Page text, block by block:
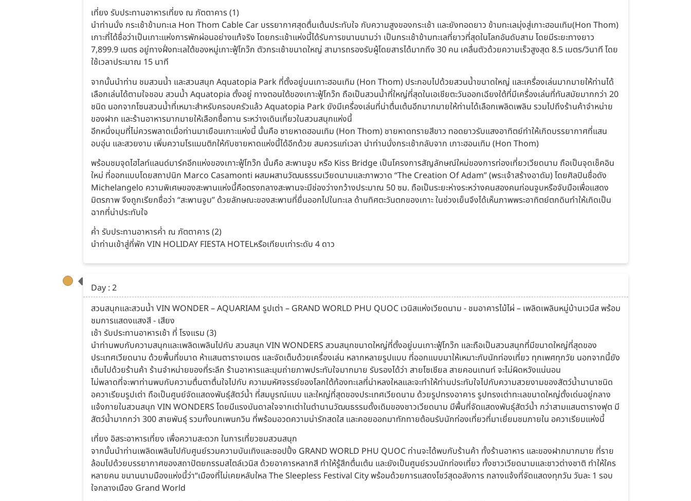
เที่ยง รับประทานอาหารเที่ยง ณ ภัตตาคาร (1)
นำท่านนั่ง กระเช้าข้ามทะเล Hon Thom Cable Car บรรยากาศสุดตื่นเต้นประทับใจ กับความสูงของกระเช้า และยังทอดยาว ข้ามทะเลมุ่งสู่เกาะฮอนเทิม(Hon Thom)
เกาะที่ได้ชื่อว่าเป็นเกาะแห่งการพักผ่อนอย่างแท้จริง โดยกระเช้าแห่งนี้ได้รับการขนานนามว่า เป็นกระเช้าข้ามทะเลที่ยาวที่สุดในโลกอันดับสาม โดยมีระยะทางยาว
7,899.9 เมตร อยู่ทางฝั่งทะเลใต้ของหมู่เกาะฟู้โกว๊ก ตัวกระเช้าขนาดใหญ่ สามารถรองรับผู้โดยสารได้มากถึง 30 คน เคลื่นตัวด้วยความเร็วสูงสุด 8.5 เมตร/วินาที โดย
ใช้เวลาประมาณ 15 นาที
จากนั้นนำท่าน ชมสวนน้ำ และสวนสนุก Aquatopia Park ที่ตั้งอยู่บนเกาะฮอนเทิม (Hon Thom) ประกอบไปด้วยสวนน้ำขนาดใหญ่ และเครื่องเล่นมากมายให้ท่านได้
เลือกเล่นได้ตามใจชอบ สวนน้ำ Aquatopia ตั้งอยู่ ทางตอนใต้ของเกาะฟู้โกว๊ก ถือเป็นสวนน้ำที่ใหญ่ที่สุดในเอเชียตะวันออกเฉียงใต้ที่มีเครื่องเล่นที่ทันสมัยมากกว่า 20
ชนิด นอกจากโซนสวนน้ำที่เหมาะสำหรับครอบครัวแล้ว Aquatopia Park ยังมีเครื่องเล่นที่น่าตื่นเต้นอีกมากมายให้ท่านได้เลือกเพลิดเพลิน รวมไปถึงร้านค้าจำหน่าย
ของฝาก และร้านอาหารมากมายให้เลือกซื้อทาน ระหว่างเดินเที่ยวในสวนสนุกแห่งนี้
อีกหนึ่งมุมที่ไม่ควรพลาดเมื่อท่านมาเยือนเกาะแห่งนี้ นั้นคือ ชายหาดฮอนเทิม (Hon Thom) ชายหาดทรายสีขาว ทอดยาวรับแสงอาทิตย์ทำให้เกิดบรรยากาศที่แสน
อบอุ่น และสวยงาม เพิ่มความโรแมนติกให้กับชายหาดแห่งนี้ได้อีกด้วย สมควรแก่เวลา นำท่านนั่งกระเช้ากลับจาก เกาะฮอนเทิม (Hon Thom)
พร้อมชมจุดไฮไลท์แลนด์มาร์คอีกแห่งของเกาะฟู้โกว๊ก นั้นคือ สะพานจูบ หรือ Kiss Bridge เป็นโครงการสัญลักษณ์ใหม่ของการท่องเที่ยวเวียดนาม ถือเป็นจุดเช็คอิน
ใหม่ ที่ออกแบบโดยสถาปนิก Marco Casamonti ผสมผสานวัฒนธรรมเวียดนามและภาพวาด “The Creation Of Adam” (พระเจ้าสร้างอาดัม) โดยศิลปินชื่อดัง
Michelangelo ความพิเศษของสะพานแห่งนี้คือตรงกลางสะพานจะมีช่องว่างกว้างประมาณ 50 ซม. ถือเป็นระยะห่างระหว่างคนสองคนก่อนจูบหรือจับมือเพื่อแสดง
มิตรภาพ จึงถูกเรียกชื่อว่า “สะพานจูบ” ด้วยลักษณะของสะพานที่ยื่นออกไปในทะเล ด้านทิศตะวันตกของเกาะ ในช่วงเย็นจึงได้เห็นภาพพระอาทิตย์ตกดินทำให้เกิดเป็น
ฉากที่น่าประทับใจ
ค่ำ รับประทานอาหารค่ำ ณ ภัตตาคาร (2)
นำท่านเข้าสู่ที่พัก VIN HOLIDAY FIESTA HOTELหรือเทียบเท่าระดับ 4 ดาว
Day : 2
สวนสนุกและสวนน้ำ VIN WONDER – AQUARIAM รูปเต่า – GRAND WORLD PHU QUOC เวนิสแห่งเวียดนาม - ชมอาคารไม้ไผ่ – เพลิดเพลินหมู่บ้านเวนีส พร้อม
ชมการแสดงแสงสี - เสียง
เช้า รับประทานอาหารเช้า ที่ โรงแรม (3)
นำท่านพบกับความสนุกและเพลิดเพลินไปกับ สวนสนุก VIN WONDERS สวนสนุกขนาดใหญ่ที่ตั้งอยู่บนเกาะฟู้โกว๊ก และถือเป็นสวนสนุกที่มีขนาดใหญ่ที่สุดของ
ประเทศเวียดนาม ด้วยพื้นที่ขนาด ห้าแสนตารางเมตร และจัดเต็มด้วยเครื่องเล่น หลากหลายรูปแบบ ที่ออกแบบมาให้เหมาะกับนักท่องเที่ยว ทุกเพศทุกวัย นอกจากนี้ยัง
เต็มไปด้วยร้านค้า ร้านจำหน่ายของที่ระลึก ร้านอาหารและมุมถ่ายภาพประทับใจมากมาย รับรองได้ว่า สายโซเชียล สายคอนเทนท์ จะไม่ผิดหวังแน่นอน
ไม่พลาดที่จะพาท่านพบกับความตื่นตาตื่นใจไปกับ ความมหัศจรรย์ของโลกใต้ท้องทะเลที่น่าหลงใหลและจะทำให้ท่านประทับใจไปกับความสวยงามของสัตว์น้ำนานาชนิด
อควาเรียมรูปเต่า ถือเป็นศูนย์จัดแสดงพันธุ์สัตว์น้ำ ที่สมบูรณ์แบบ และใหญ่ที่สุดของประเทศเวียดนาม ด้วยรูปทรงอาคาร รูปทรงเต่าทะเลขนาดใหญ่ตั้งเด่นอยู่กลาง
แจ้งภายในสวนสนุก VIN WONDERS โดยมีแรงบันดาลใจจากเต่าในตำนานวัฒนธรรมดั้งเดิมของชาวเวียดนาม มีพื้นที่จัดแสดงพันธุ์สัตว์น้ำ กว่าสามแสนตารางฟุต มี
สัตว์น้ำมากกว่า 300 สายพันธุ์ รวมทั้งนกเพนกวิน ที่พร้อมอวดความน่ารักสดใส และคอยออกมาทักทายต้อนรับนักท่องเที่ยวที่มาเยี่ยมชมภายใน อควาเรียมแห่งนี้
เที่ยง อิสระอาหารเที่ยง เพื่อความสะดวก ในการเที่ยวชมสวนสนุก
จากนั้นนำท่านเพลิดเพลินไปกับศูนย์รวมความบันเทิงและชอปปิ้ง GRAND WORLD PHU QUOC ท่านจะได้พบกับร้านค้า ทั้งร้านอาหาร และของฝากมากมาย ที่ราย
ล้อมไปด้วยบรรยากาศของสถาปัตยกรรมสไตล์เวนิส ด้วยอาคารหลากสี ทำให้รู้สึกตื่นเต้น และยังเป็นศูนย์รวมนักท่องเที่ยว ทั้งชาวเวียดนามและชาวต่างชาติ ทำให้ใคร
หลายคน ขนานนามมืองแห่งนี้ว่า“เมืองที่ไม่เคยหลับใหล The Sleepless Festival City พร้อมด้วยการแสดงโชว์สุดอลังการ กลางแจ้งที่จัดแสดงทุกวัน วันละ 1 รอบ
ใจกลางเมือง Grand World